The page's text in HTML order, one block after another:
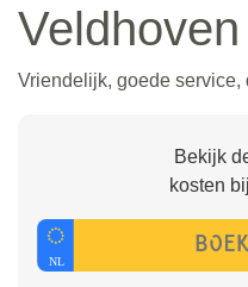
Veldhoven
Vriendelijk, goede service,
Bekijk
kosten